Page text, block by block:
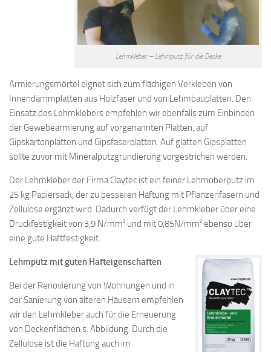
Lehmkleber – Lehmputz für die Decke
Armierungsmörtel eignet sich zum flächigen Verkleben von
Innendämmplatten aus Holzfaser und von Lehmbauplatten. Den
Einsatz des Lehmklebers empfehlen wir ebenfalls zum Einbinden
der Gewebearmierung auf vorgenannten Platten, auf
Gipskartonplatten und Gipsfaserplatten. Auf glatten Gipsplatten
sollte zuvor mit Mineralputzgrundierung vorgestrichen werden.
Der Lehmkleber der Firma Claytec ist ein feiner Lehmoberputz im
25 kg Papiersack, der zu besseren Haftung mit Pflanzenfasern und
Zellulose ergänzt wird. Dadurch verfügt der Lehmkleber über eine
Druckfestigkeit von 3,9 N/mm² und mit 0,85N/mm² ebenso über
eine gute Haftfestigkeit.
Lehmputz mit guten Hafteigenschaften
Bei der Renovierung von Wohnungen und in
der Sanierung von älteren Häusern empfehlen
wir den Lehmkleber auch für die Erneuerung
von Deckenflächen s. Abbildung. Durch die
Zellulose ist die Haftung auch im